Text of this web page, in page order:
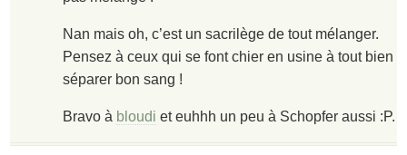
Nan mais oh, c’est un sacrilège de tout mélanger.
Pensez à ceux qui se font chier en usine à tout bien
séparer bon sang !
Bravo à bloudi et euhhh un peu à Schopfer aussi :P.